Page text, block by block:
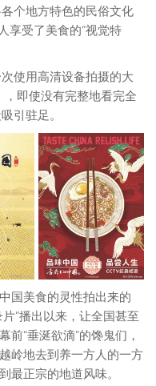
个地方特色的民俗文化
享受了美食的“视觉特
使用高清设备拍摄的大
即使没有完整地看完全
引驻足。
国美食的灵性拍出来的
”播出以来，让全国甚至
前“垂涎欲滴”的馋鬼们，
岭地去到养一方人的一方
最正宗的地道风味。